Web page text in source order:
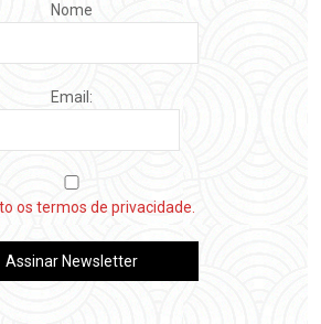
Nome
Email:
os termos de privacidade.